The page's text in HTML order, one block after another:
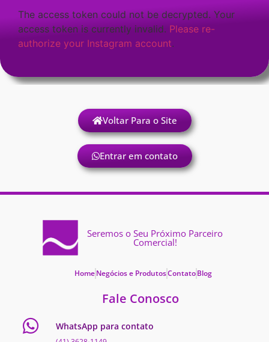
The access token could not be decrypted. Your
access token is currently invalid. Please re-
authorize your Instagram account.
Voltar Para o Site
Entrar em contato
Seremos o Seu Próximo Parceiro
Comercial!
Home Negócios e ProdutosContato Blog
Fale Conosco
WhatsApp para contato